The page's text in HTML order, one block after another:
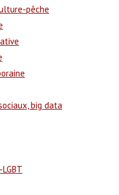
pêche
big data